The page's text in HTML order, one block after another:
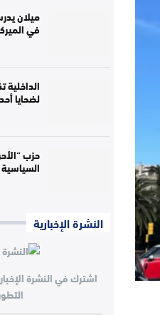
ميلان
في
لضحايا
حزب
النشرة الإخبارية
اشترك في النشرة